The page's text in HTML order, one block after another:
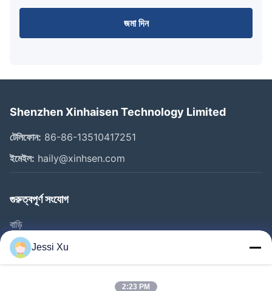
জমা দিন
Shenzhen Xinhaisen Technology Limited
টেলিফোন: 86-86-13510417251
ইমেইল: haily@xinhsen.com
গুরুত্বপূর্ণ সংযোগ
বাড়ি
পণ্য
ভিডিও
Jessi Xu
2:23 PM